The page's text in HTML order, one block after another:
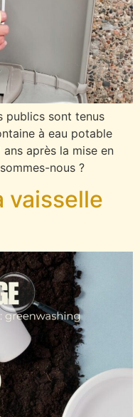
publics sont tenus
à eau potable
après la mise en
nous ?
vaisselle